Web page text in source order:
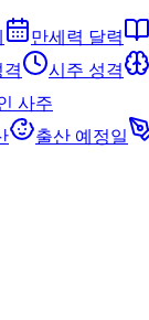
만세력 달력
격 시주 성격
사주
출산 예정일